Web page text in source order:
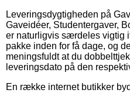
Leveringsdygtigheden på
Gaveidéer, Studentergaver,
er naturligvis særdeles vigtig
pakke inden for få dage, og
meningsfuldt at du
leveringsdato på den
En række internet butikker